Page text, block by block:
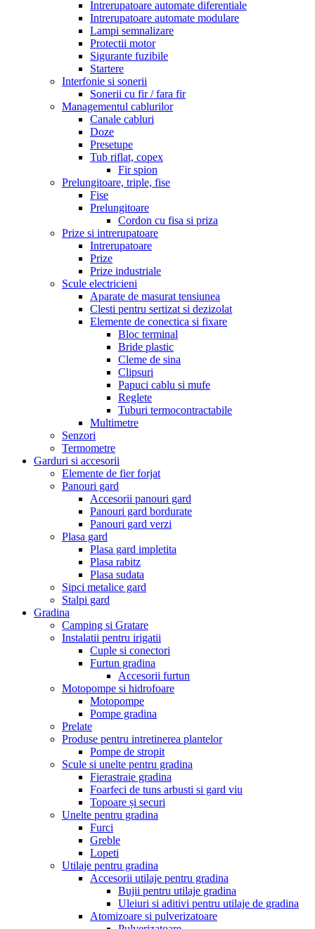
Intrerupatoare automate diferentiale
Intrerupatoare automate modulare
Lampi semnalizare
Protectii motor
Sigurante fuzibile
Startere
Interfonie si sonerii
Sonerii cu fir / fara fir
Managementul cablurilor
Canale cabluri
Doze
Presetupe
Tub riflat, copex
Fir spion
Prelungitoare, triple, fise
Fise
Prelungitoare
Cordon cu fisa si priza
Prize si intrerupatoare
Intrerupatoare
Prize
Prize industriale
Scule electricieni
Aparate de masurat tensiunea
Clesti pentru sertizat si dezizolat
Elemente de conectica si fixare
Bloc terminal
Bride plastic
Cleme de sina
Clipsuri
Papuci cablu si mufe
Reglete
Tuburi termocontractabile
Multimetre
Senzori
Termometre
Garduri si accesorii
Elemente de fier forjat
Panouri gard
Accesorii panouri gard
Panouri gard bordurate
Panouri gard verzi
Plasa gard
Plasa gard impletita
Plasa rabitz
Plasa sudata
Sipci metalice gard
Stalpi gard
Gradina
Camping si Gratare
Instalatii pentru irigatii
Cuple si conectori
Furtun gradina
Accesorii furtun
Motopompe si hidrofoare
Motopompe
Pompe gradina
Prelate
Produse pentru intretinerea plantelor
Pompe de stropit
Scule si unelte pentru gradina
Fierastraie gradina
Foarfeci de tuns arbusti si gard viu
Topoare și securi
Unelte pentru gradina
Furci
Greble
Lopeti
Utilaje pentru gradina
Accesorii utilaje pentru gradina
Bujii pentru utilaje gradina
Uleiuri si aditivi pentru utilaje de gradina
Atomizoare si pulverizatoare